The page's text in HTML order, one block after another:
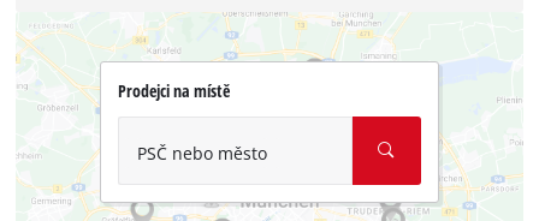
Prodejci na místě
PSČ nebo město